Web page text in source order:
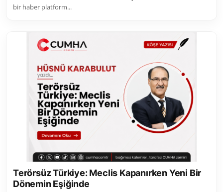
bir haber platform...
Terörsüz Türkiye: Meclis Kapanırken Yeni Bir
Dönemin Eşiğinde